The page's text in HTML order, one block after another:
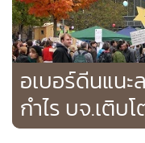
ทะเบียนและระดับราคา
เมื่อเทียบกับค่าเฉลี่ยใน
MSCI Asia Ex-Japan
กับค่าเฉลี่ยระยะยาว
กองทุนเปิดเค เอเชียน
อเบอร์ดีนแน
กำไร บจ.เติบโ